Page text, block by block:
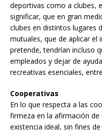
deportivas como a clubes,
significar, que en gran
clubes en distintos lugares
mutuales, que de aplicar el
pretende, tendrían incluso
empleados y dejar de
recreativas esenciales,
Cooperativas
En lo que respecta a las
firmeza en la afirmación de
existencia ideal, sin fines